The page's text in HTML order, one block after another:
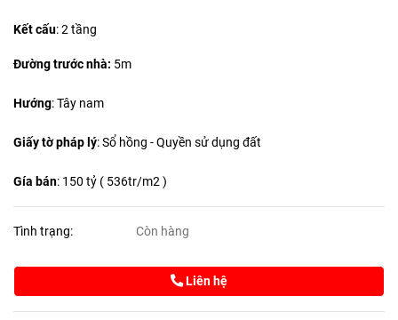
Kết cấu: 2 tầng
Đường trước nhà: 5m
Hướng: Tây nam
Giấy tờ pháp lý: Sổ hồng - Quyền sử dụng đất
Gía bán: 150 tỷ ( 536tr/m2 )
Tình trạng: Còn hàng
Liên hệ